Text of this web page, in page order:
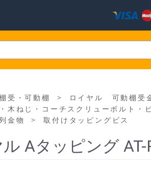
受・可動棚 ＞
ロイヤル 可動棚受
木ねじ・コーチスクリューボルト・
金物
＞ 取付けタッピングビス
Aタッピング